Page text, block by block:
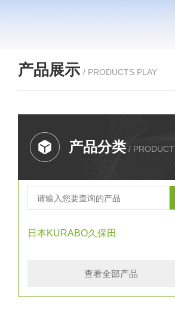
产品展示 / PRODUCTS PLAY
产品分类 / PRODUCT
日本KURABO久保田
查看全部产品